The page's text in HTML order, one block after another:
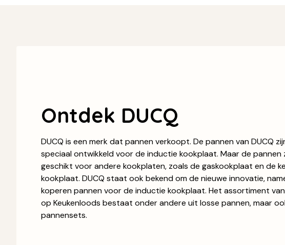
Ontdek DUCQ
DUCQ is een merk dat pannen verkoopt. De pannen van DUCQ
speciaal ontwikkeld voor de inductie kookplaat. Maar de pannen
geschikt voor andere kookplaten, zoals de gaskookplaat en de
kookplaat. DUCQ staat ook bekend om de nieuwe innovatie,
koperen pannen voor de inductie kookplaat. Het assortiment van
op Keukenloods bestaat onder andere uit losse pannen, maar
pannensets.